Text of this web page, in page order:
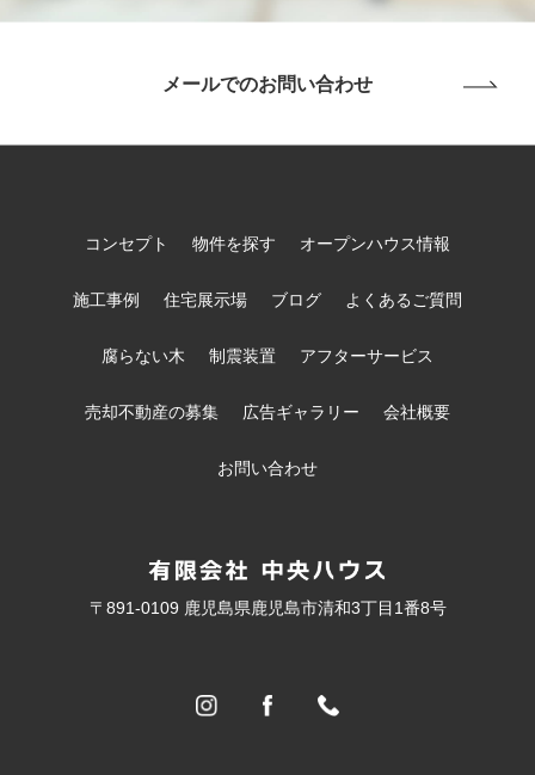
メールでのお問い合わせ
コンセプト 物件を探す オープンハウス情報
施工事例 住宅展示場 ブログ よくあるご質問
腐らない木 制震装置 アフターサービス
売却不動産の募集 広告ギャラリー 会社概要
お問い合わせ
〒891-0109 鹿児島県鹿児島市清和3丁目1番8号